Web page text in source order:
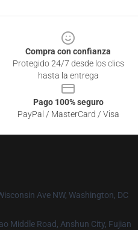
Compra con confianza
Protegido 24/7 desde los clics
hasta la entrega
Pago 100% seguro
PayPal / MasterCard / Visa
Ave NW, Washington, DC
Middle Road, Anshun City, Fujian